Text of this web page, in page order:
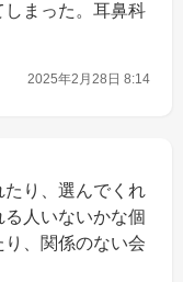
しまった。耳鼻科
2025年2月28日 8:14
り、選んでくれ
人いないかな個
り、関係のない会